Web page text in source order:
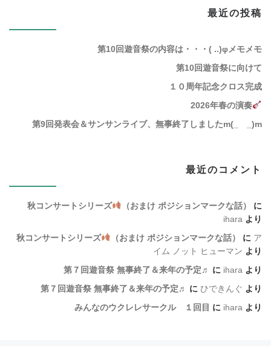
最近の投稿
第10回遊音祭の内容は・・・( ..)φメモメモ
第10回遊音祭に向けて
１０周年記念クロス完成
2026年春の演奏
第9回発表会＆サンサンライブ、無事終了しましたm(_ _)m
最近のコメント
秋コンサートシリーズ （おまけ ポジションマークな話）
に
ihara より
秋コンサートシリーズ
（おまけ ポジションマークな話） に ア
イム ノット ヒューマン より
第７回遊音祭 無事終了＆来年の予定♬
に ihara より
第７回遊音祭 無事終了＆来年の予定♬
に ひできんぐ より
みんなのウクレレサークル １回目 に ihara より